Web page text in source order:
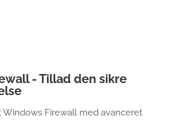
- Tillad den sikre
Firewall med avanceret